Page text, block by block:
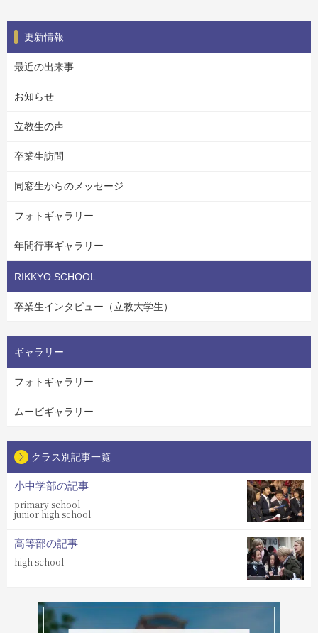
更新情報
最近の出来事
お知らせ
立教生の声
卒業生訪問
同窓生からのメッセージ
フォトギャラリー
年間行事ギャラリー
RIKKYO SCHOOL
卒業生インタビュー（立教大学生）
ギャラリー
フォトギャラリー
ムービギャラリー
クラス別記事一覧
小中学部の記事
primary school
junior high school
高等部の記事
high school